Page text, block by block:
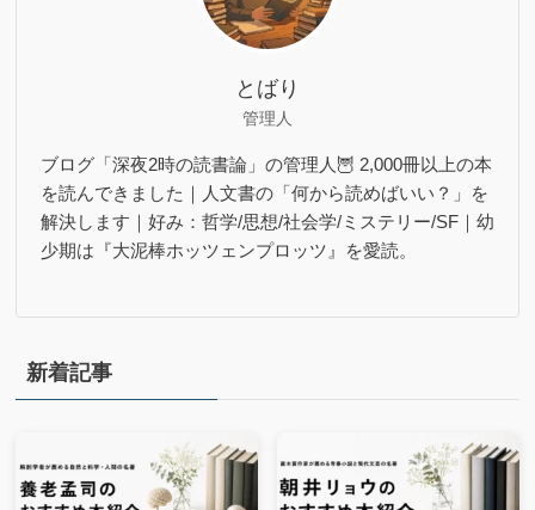
とばり
管理人
ブログ「深夜2時の読書論」の管理人🦉 2,000冊以上の本
を読んできました｜人文書の「何から読めばいい？」を
解決します｜好み：哲学/思想/社会学/ミステリー/SF｜幼
少期は『大泥棒ホッツェンプロッツ』を愛読。
新着記事